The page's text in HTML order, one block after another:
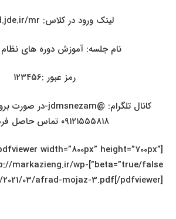
لینک ورود در کلاس: mr
نام جلسه: آموزش دوره های
رمز عبور :۱۲۳۴۵۶
کانال تلگرام: @jdmsnezam-در صورت
۰۹۱۲۱۵۵۵۸۱۸ تماس حاصل فرمایید.
width=”800px” height=”700px”
false”]http://markazieng.ir/wp-
03/afrad-mojaz-3.pdf[/pdfviewer]